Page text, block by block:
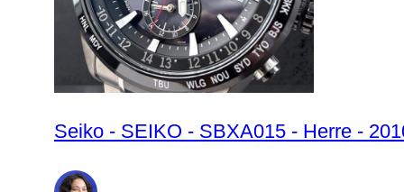
Seiko - SEIKO - SBXA015 - Herre -